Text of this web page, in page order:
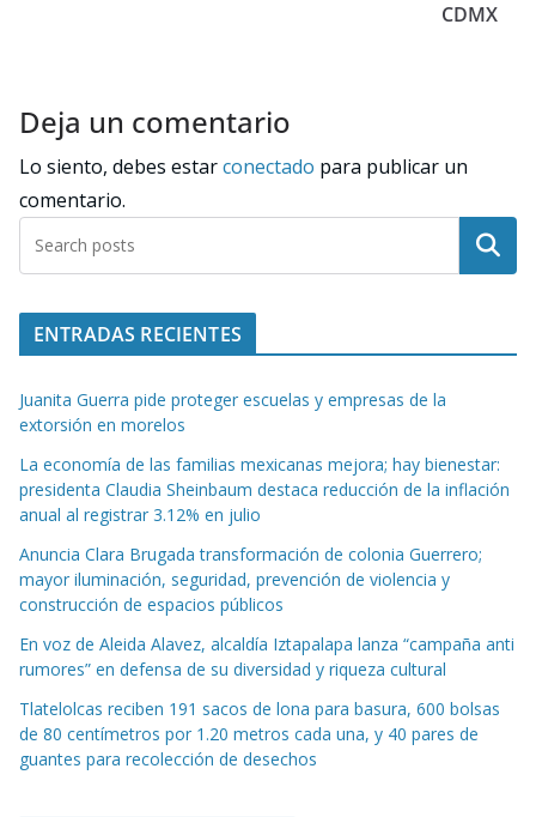
CDMX
Deja un comentario
Lo siento, debes estarconectado para publicar un
comentario.
Buscar
ENTRADAS RECIENTES
Juanita Guerra pide proteger escuelas y empresas de la
extorsión en morelos
La economía de las familias mexicanas mejora; hay bienestar:
presidenta Claudia Sheinbaum destaca reducción de la inflación
anual al registrar 3.12% en julio
Anuncia Clara Brugada transformación de colonia Guerrero;
mayor iluminación, seguridad, prevención de violencia y
construcción de espacios públicos
En voz de Aleida Alavez, alcaldía Iztapalapa lanza “campaña anti
rumores” en defensa de su diversidad y riqueza cultural
Tlatelolcas reciben 191 sacos de lona para basura, 600 bolsas
de 80 centímetros por 1.20 metros cada una, y 40 pares de
guantes para recolección de desechos